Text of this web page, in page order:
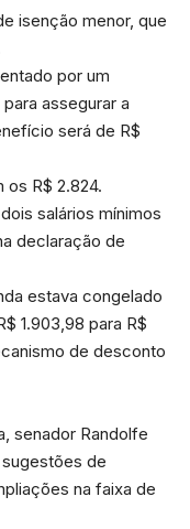
isenção menor, que
por um
assegurar a
será de R$
os R$ 2.824.
salários mínimos
declaração de
estava congelado
1.903,98 para R$
de desconto
senador Randolfe
de
na faixa de